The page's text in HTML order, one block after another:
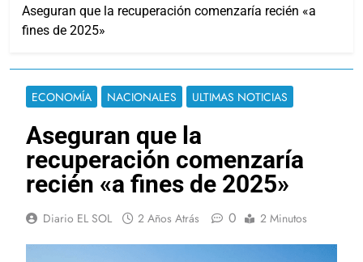
Aseguran que la recuperación comenzaría recién «a
fines de 2025»
ECONOMÍA NACIONALES ULTIMAS NOTICIAS
Aseguran que la
recuperación comenzaría
recién «a fines de 2025»
Diario EL SOL 2 Años Atrás 0 2 Minutos